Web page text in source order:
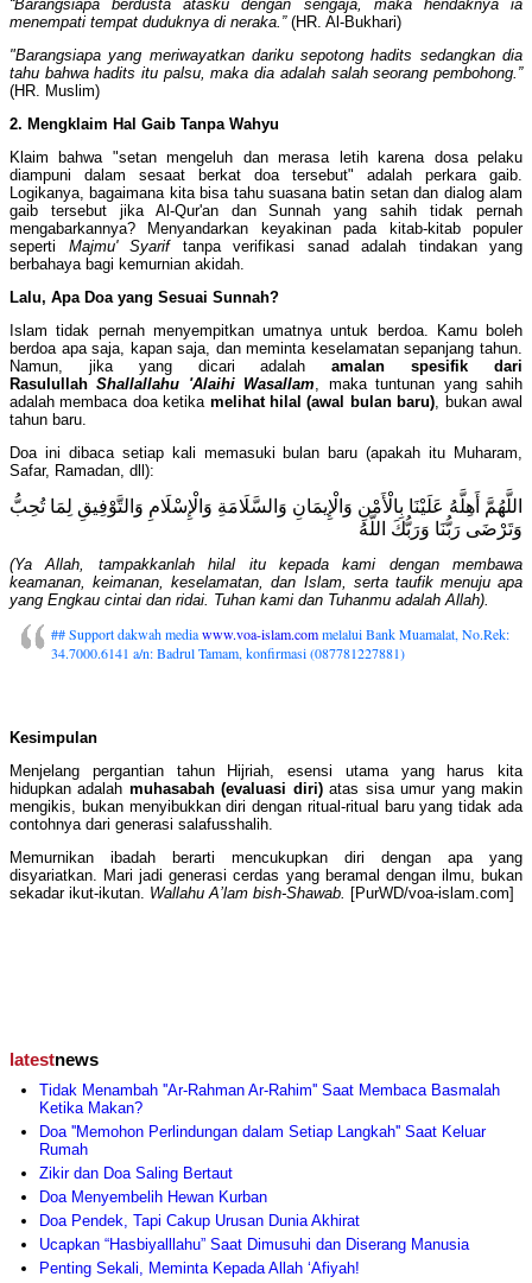
“Barangsiapa berdusta atasku dengan sengaja, maka hendaknya ia
menempati tempat duduknya di neraka.”(HR. Al-Bukhari)
"Barangsiapa yang meriwayatkan dariku sepotong hadits sedangkan dia
tahu bahwa hadits itu palsu, maka dia adalah salah seorang pembohong.”
(HR. Muslim)
2. Mengklaim Hal Gaib Tanpa Wahyu
Klaim bahwa "setan mengeluh dan merasa letih karena dosa pelaku
diampuni dalam sesaat berkat doa tersebut" adalah perkara gaib.
Logikanya, bagaimana kita bisa tahu suasana batin setan dan dialog alam
gaib tersebut jika Al-Qur'an dan Sunnah yang sahih tidak pernah
mengabarkannya? Menyandarkan keyakinan pada kitab-kitab populer
seperti Majmu' Syariftanpa verifikasi sanad adalah tindakan yang
berbahaya bagi kemurnian akidah.
Lalu, Apa Doa yang Sesuai Sunnah?
Islam tidak pernah menyempitkan umatnya untuk berdoa. Kamu boleh
berdoa apa saja, kapan saja, dan meminta keselamatan sepanjang tahun.
Namun, jika yang dicari adalahamalan spesifik dari
RasulullahShallallahu 'Alaihi Wasallam, maka tuntunan yang sahih
adalah membaca doa ketika melihat hilal (awal bulan baru), bukan awal
tahun baru.
Doa ini dibaca setiap kali memasuki bulan baru (apakah itu Muharam,
Safar, Ramadan, dll):
اللَّهُمَّ أَهِلَّهُ عَلَيْنَا بِالْأَمْنِ وَالْإِيمَانِ وَالسَّلَامَةِ وَالْإِسْلَامِ وَالتَّوْفِيقِ لِمَا تُحِبُّ
وَتَرْضَى رَبُّنَا وَرَبُّكَ اللَّهُ
(Ya Allah, tampakkanlah hilal itu kepada kami dengan membawa
keamanan, keimanan, keselamatan, dan Islam, serta taufik menuju apa
yang Engkau cintai dan ridai. Tuhan kami dan Tuhanmu adalah Allah).
## Support dakwah mediawww.voa-islam.commelalui Bank Muamalat, No.Rek:
34.7000.6141 a/n: Badrul Tamam, konfirmasi (087781227881)
Kesimpulan
Menjelang pergantian tahun Hijriah, esensi utama yang harus kita
hidupkan adalah muhasabah (evaluasi diri)atas sisa umur yang makin
mengikis, bukan menyibukkan diri dengan ritual-ritual baru yang tidak ada
contohnya dari generasi salafusshalih.
Memurnikan ibadah berarti mencukupkan diri dengan apa yang
disyariatkan. Mari jadi generasi cerdas yang beramal dengan ilmu, bukan
sekadar ikut-ikutan. Wallahu A’lam bish-Shawab. [PurWD/voa-islam.com]
latestnews
Tidak Menambah ''Ar-Rahman Ar-Rahim'' Saat Membaca Basmalah
Ketika Makan?
Doa ''Memohon Perlindungan dalam Setiap Langkah'' Saat Keluar
Rumah
Zikir dan Doa Saling Bertaut
Doa Menyembelih Hewan Kurban
Doa Pendek, Tapi Cakup Urusan Dunia Akhirat
Ucapkan “Hasbiyalllahu” Saat Dimusuhi dan Diserang Manusia
Penting Sekali, Meminta Kepada Allah ‘Afiyah!